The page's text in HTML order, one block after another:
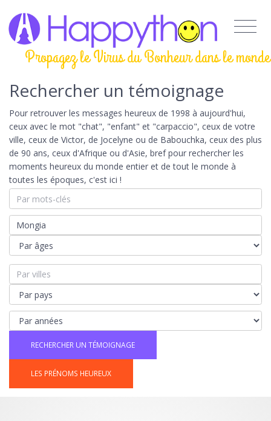
Propagez le Virus du Bonheur dans le monde
Rechercher un témoignage
Pour retrouver les messages heureux de 1998 à aujourd'hui,
ceux avec le mot "chat", "enfant" et "carpaccio", ceux de votre
ville, ceux de Victor, de Jocelyne ou de Babouchka, ceux des plus
de 90 ans, ceux d'Afrique ou d'Asie, bref pour rechercher les
moments heureux du monde entier et de tout le monde à
toutes les époques, c'est ici !
LES PRÉNOMS HEUREUX